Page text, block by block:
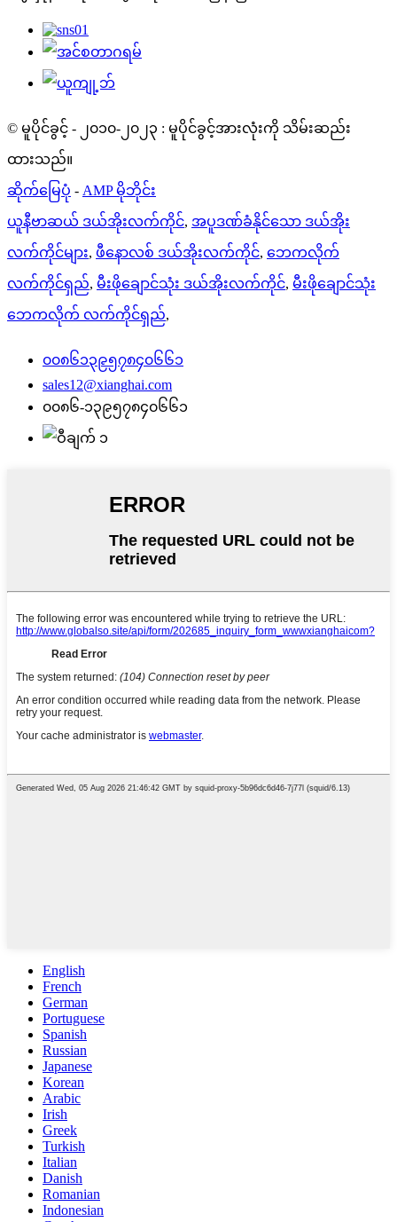
© မူပိုင်ခွင့် - ၂၀၁၀-၂၀၂၃ : မူပိုင်ခွင့်အားလုံးကို သိမ်းဆည်း
ထားသည်။
ဆိုက်မြေပုံ - AMP မိုဘိုင်း
ယူနီဗာဆယ် ဒယ်အိုးလက်ကိုင်, အပူဒဏ်ခံနိုင်သော ဒယ်အိုး
လက်ကိုင်များ, ဖီနောလစ် ဒယ်အိုးလက်ကိုင်, ဘေကလိုက်
လက်ကိုင်ရှည်, မီးဖိုချောင်သုံး ဒယ်အိုးလက်ကိုင်, မီးဖိုချောင်သုံး
ဘေကလိုက် လက်ကိုင်ရှည်,
၀၀၈၆၁၃၉၅၇၈၄၀၆၆၁
sales12@xianghai.com
၀၀၈၆-၁၃၉၅၇၈၄၀၆၆၁
English
French
German
Portuguese
Spanish
Russian
Japanese
Korean
Arabic
Irish
Greek
Turkish
Italian
Danish
Romanian
Indonesian